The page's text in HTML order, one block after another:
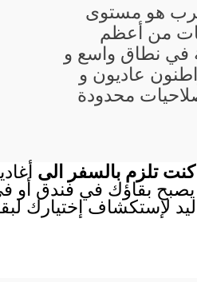
هو مستوى
من أعظم
في نطاق واسع و
عاديون و
محدودة
تلزم بالسفر الى
يصبح بقاؤك في فندق
لإستكشاف إختيارك